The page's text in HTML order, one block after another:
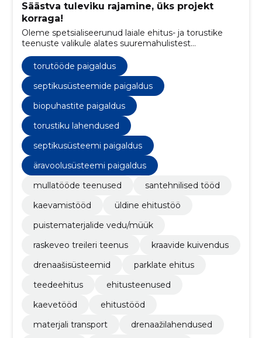
Säästva tuleviku rajamine, üks projekt
korraga!
Oleme spetsialiseerunud laiale ehitus- ja torustike
teenuste valikule alates suuremahulistest
projektidest kuni väiksemate, detailsete töödeni.
torutööde paigaldus
septikusüsteemide paigaldus
biopuhastite paigaldus
torustiku lahendused
septikusüsteemi paigaldus
äravoolusüsteemi paigaldus
mullatööde teenused
santehnilised tööd
kaevamistööd
üldine ehitustöö
puistematerjalide vedu/müük
raskeveo treileri teenus
kraavide kuivendus
drenaašisüsteemid
parklate ehitus
teedeehitus
ehitusteenused
kaevetööd
ehitustööd
materjali transport
drenaažilahendused